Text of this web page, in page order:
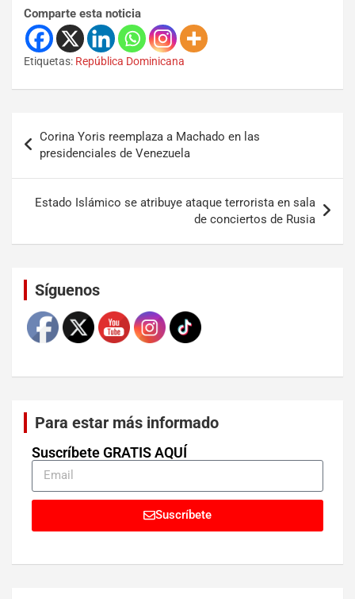
Comparte esta noticia
Etiquetas: República Dominicana
Corina Yoris reemplaza a Machado en las
presidenciales de Venezuela
Estado Islámico se atribuye ataque terrorista en sala
de conciertos de Rusia
Síguenos
Para estar más informado
Suscríbete GRATIS AQUÍ
Suscríbete